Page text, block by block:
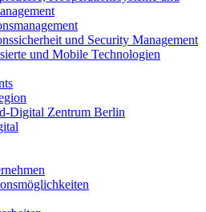
und Security Management
und Mobile Technologien
Digital Zentrum Berlin